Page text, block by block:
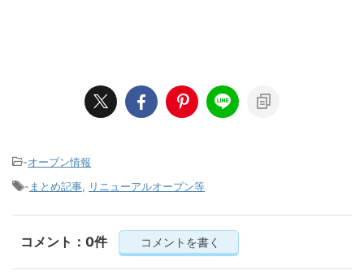
-オープン情報
- まとめ記事 リニューアルオープン等
コメント：0件 コメントを書く